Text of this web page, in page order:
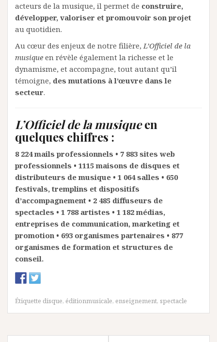
acteurs de la musique, il permet de construire,
développer, valoriser et promouvoir son projet
au quotidien.
Au cœur des enjeux de notre filière, L’Officiel de la
musique en révèle également la richesse et le
dynamisme, et accompagne, tout autant qu’il
témoigne, des mutations à l’œuvre dans le
secteur.
L’Officiel de la musiqueen
quelques chiffres :
8 224 mails professionnels • 7 883 sites web
professionnels • 1115 maisons de disques et
distributeurs de musique • 1 064 salles • 650
festivals, tremplins et dispositifs
d’accompagnement • 2 485 diffuseurs de
spectacles • 1 788 artistes • 1 182 médias,
entreprises de communication, marketing et
promotion • 693 organismes partenaires • 877
organismes de formation et structures de
conseil.
Étiquette disque, éditionmusicale, enseignement, spectacle